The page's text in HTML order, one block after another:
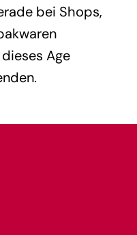
bei Shops,
Age